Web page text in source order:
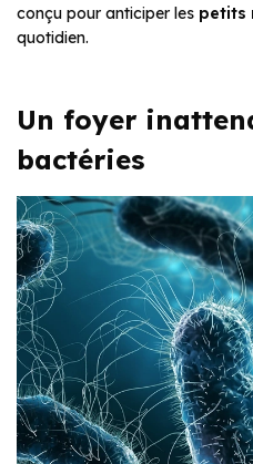
conçu pour anticiper les petits
quotidien.
Un foyer
bactéries